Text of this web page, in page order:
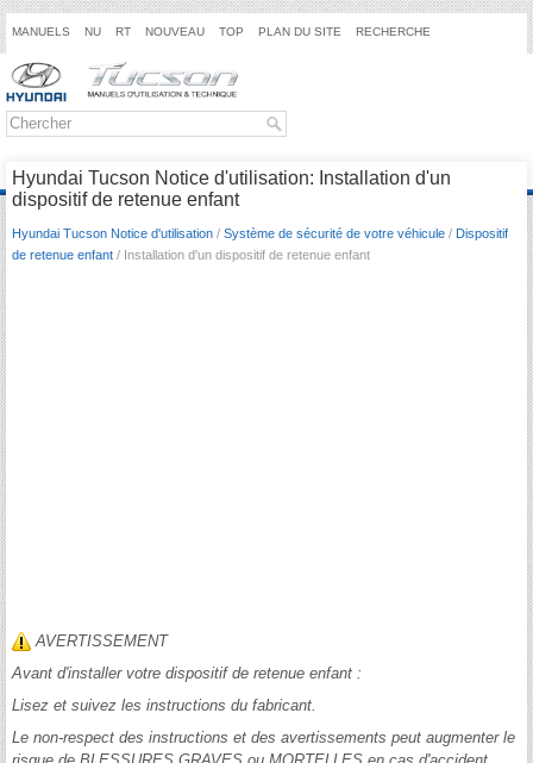
MANUELS NU RT NOUVEAU TOP PLAN DU SITE RECHERCHE
Hyundai Tucson Notice d'utilisation: Installation d'un
dispositif de retenue enfant
Hyundai Tucson Notice d'utilisation / Système de sécurité de votre véhicule / Dispositif
de retenue enfant / Installation d'un dispositif de retenue enfant
AVERTISSEMENT
Avant d'installer votre dispositif de retenue enfant :
Lisez et suivez les instructions du fabricant.
Le non-respect des instructions et des avertissements peut augmenter le